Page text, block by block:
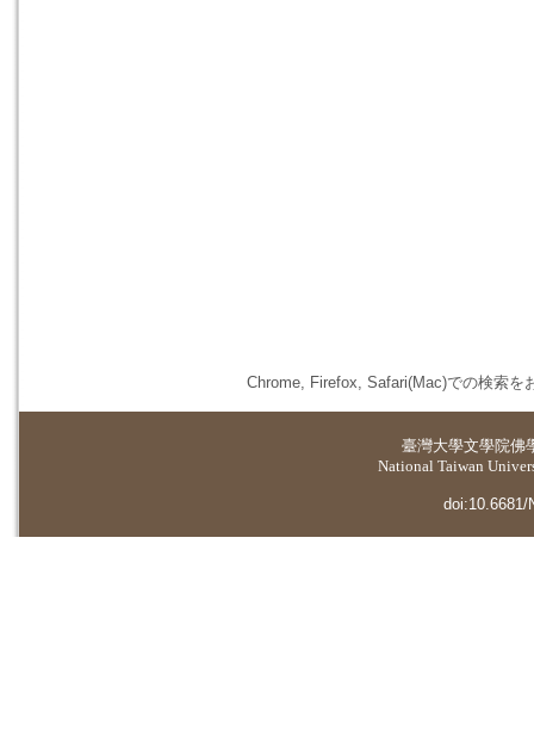
Chrome, Firefox, Safari(Mac)での検索を
臺灣大學文學院佛
National Taiwan
doi:10.6681/